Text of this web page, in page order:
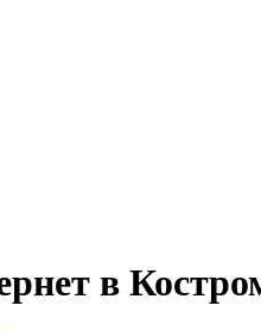
в